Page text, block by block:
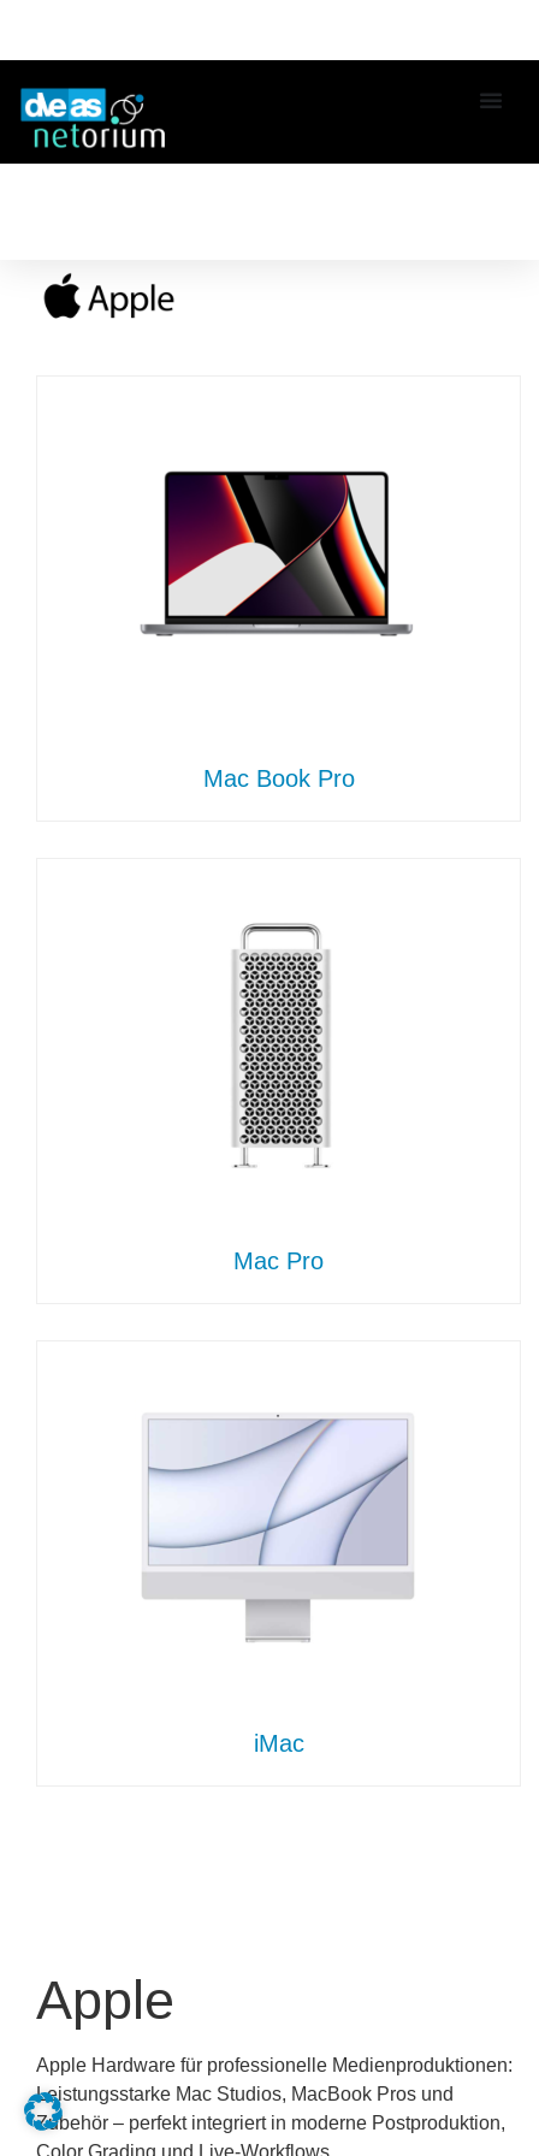
Mac Book Pro
Mac Pro
iMac
Apple
Apple Hardware für professionelle Medienproduktionen:
Leistungsstarke Mac Studios, MacBook Pros und
Zubehör – perfekt integriert in moderne Postproduktion,
Color Grading und Live-Workflows.